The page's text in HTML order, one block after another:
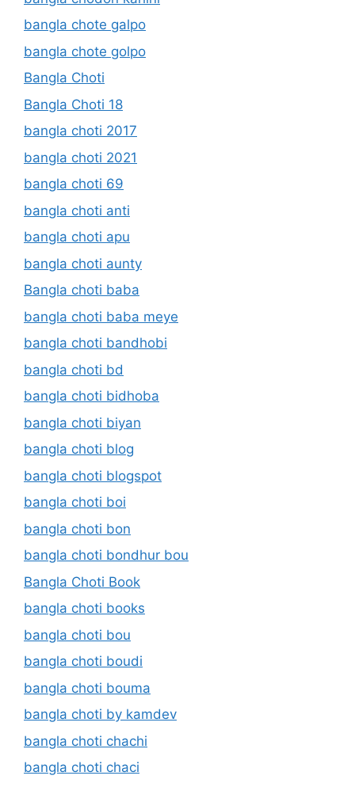
bangla chote galpo
bangla chote golpo
Bangla Choti
Bangla Choti 18
bangla choti 2017
bangla choti 2021
bangla choti 69
bangla choti anti
bangla choti apu
bangla choti aunty
Bangla choti baba
bangla choti baba meye
bangla choti bandhobi
bangla choti bd
bangla choti bidhoba
bangla choti biyan
bangla choti blog
bangla choti blogspot
bangla choti boi
bangla choti bon
bangla choti bondhur bou
Bangla Choti Book
bangla choti books
bangla choti bou
bangla choti boudi
bangla choti bouma
bangla choti by kamdev
bangla choti chachi
bangla choti chaci